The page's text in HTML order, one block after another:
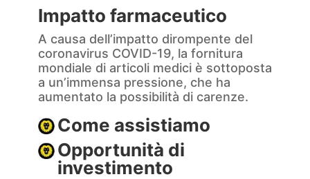
Impatto farmaceutico
A causa dell’impatto dirompente del
coronavirus COVID-19, la fornitura
mondiale di articoli medici è sottoposta
a un’immensa pressione, che ha
aumentato la possibilità di carenze.
Come assistiamo
Opportunità di
investimento